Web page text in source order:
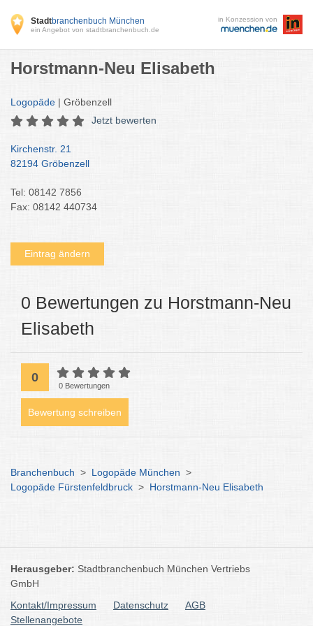
Stadtbranchenbuch München
ein Angebot von stadtbranchenbuch.de
in Konzession von
Horstmann-Neu Elisabeth
Logopäde | Gröbenzell
Jetzt bewerten
Kirchenstr. 21
82194 Gröbenzell
Tel: 08142 7856
Fax: 08142 440734
Eintrag ändern
0 Bewertungen zu Horstmann-Neu
Elisabeth
0
0 Bewertungen
Bewertung schreiben
Branchenbuch > Logopäde München >
Logopäde Fürstenfeldbruck > Horstmann-Neu Elisabeth
Herausgeber: Stadtbranchenbuch München Vertriebs
GmbH
Kontakt/Impressum
Datenschutz
AGB
Stellenangebote